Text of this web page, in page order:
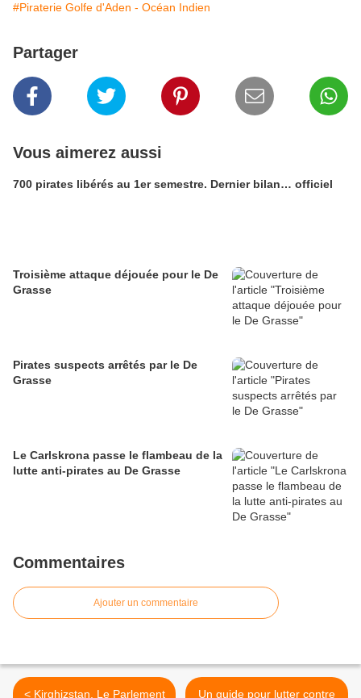
#Piraterie Golfe d'Aden - Océan Indien
Partager
Vous aimerez aussi
700 pirates libérés au 1er semestre. Dernier bilan… officiel
Troisième attaque déjouée pour le De
Grasse
Pirates suspects arrêtés par le De
Grasse
Le Carlskrona passe le flambeau de la
lutte anti-pirates au De Grasse
Commentaires
Ajouter un commentaire
< Kirghizstan. Le Parlement Un guide pour lutter contre